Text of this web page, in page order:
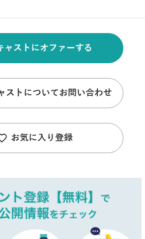
ャストにオファーする
ストについてお問い合わせ
お気に入り登録